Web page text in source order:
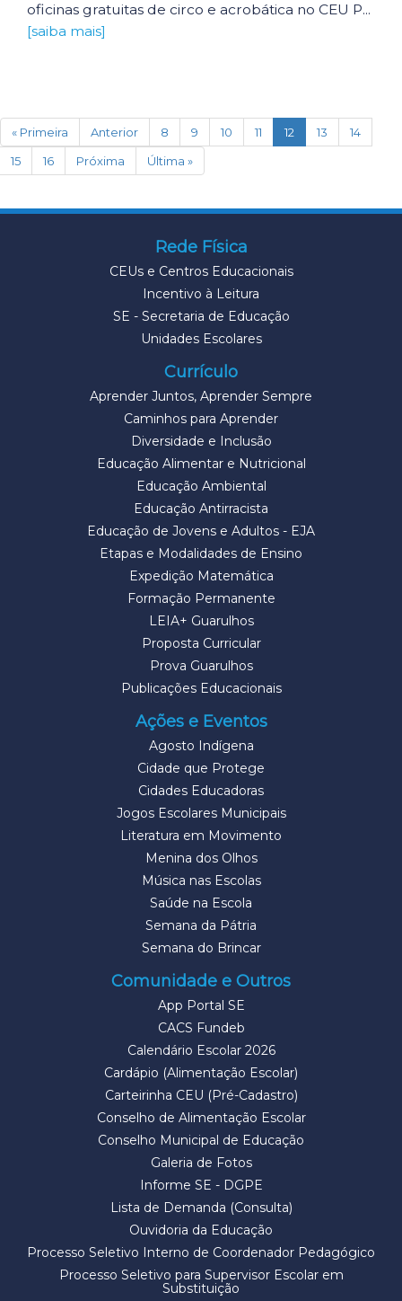
oficinas gratuitas de circo e acrobática no CEU P...
[saiba mais]
« Primeira Anterior 8 9 10 11 12 (current)
13
14
15
16 Próxima Última »
Rede Física
CEUs e Centros Educacionais
Incentivo à Leitura
SE - Secretaria de Educação
Unidades Escolares
Currículo
Aprender Juntos, Aprender Sempre
Caminhos para Aprender
Diversidade e Inclusão
Educação Alimentar e Nutricional
Educação Ambiental
Educação Antirracista
Educação de Jovens e Adultos - EJA
Etapas e Modalidades de Ensino
Expedição Matemática
Formação Permanente
LEIA+ Guarulhos
Proposta Curricular
Prova Guarulhos
Publicações Educacionais
Ações e Eventos
Agosto Indígena
Cidade que Protege
Cidades Educadoras
Jogos Escolares Municipais
Literatura em Movimento
Menina dos Olhos
Música nas Escolas
Saúde na Escola
Semana da Pátria
Semana do Brincar
Comunidade e Outros
App Portal SE
CACS Fundeb
Calendário Escolar 2026
Cardápio (Alimentação Escolar)
Carteirinha CEU (Pré-Cadastro)
Conselho de Alimentação Escolar
Conselho Municipal de Educação
Galeria de Fotos
Informe SE - DGPE
Lista de Demanda (Consulta)
Ouvidoria da Educação
Processo Seletivo Interno de Coordenador Pedagógico
Processo Seletivo para Supervisor Escolar em
Substituição